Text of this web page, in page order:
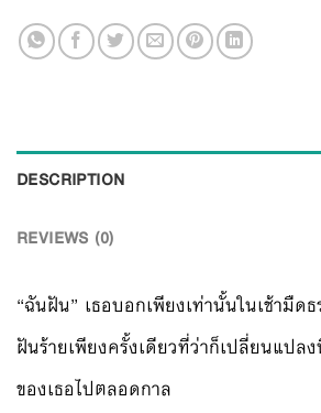
DESCRIPTION
REVIEWS (0)
“ฉันฝัน” เธอบอกเพียงเท่านั้นในเช้ามืด
ฝันร้ายเพียงครั้งเดียวที่ว่าก็เปลี่ยนแปล
ของเธอไปตลอดกาล